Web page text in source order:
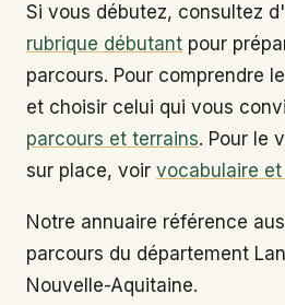
Si vous débutez, consultez
rubrique débutant pour
parcours. Pour comprendre
et choisir celui qui vous
parcours et terrains. Pour le
sur place, voir vocabulaire
Notre annuaire référence
parcours du département
Nouvelle-Aquitaine.